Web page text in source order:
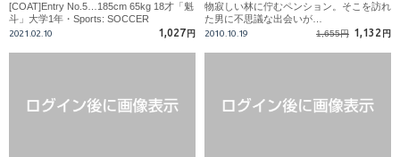
[COAT]Entry No.5…185cm 65kg 18才「魁
斗」大学1年・Sports: SOCCER
2021.02.10 1,027 円
物寂しい林に佇むペンション。そこを訪れ
た男に不思議な出会いが…
2010.10.19 1,655円 1,132 円